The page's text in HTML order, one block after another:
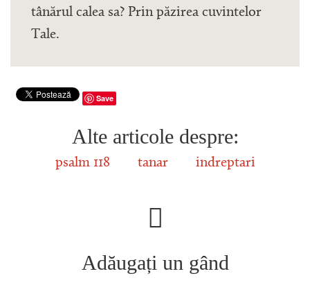
tânărul calea sa? Prin păzirea cuvintelor
Tale.
Save
Alte articole despre:
psalm 118 tanar indreptari
Adăugați un gând